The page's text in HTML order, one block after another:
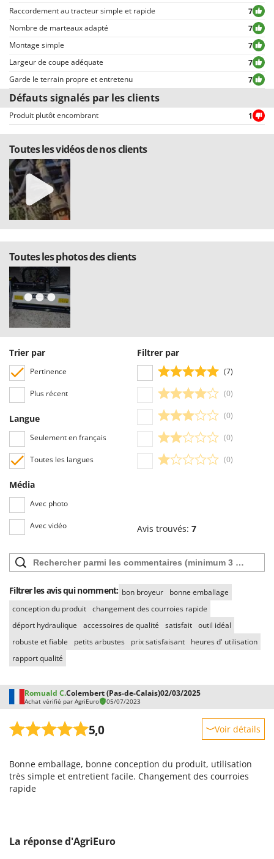
expressions ou mots inappropriés, ou qui ne respectent pas le traitement
des données personnelles.
Tous les commentaires, qu’ils soient positifs ou négatifs, peuvent être
consultés rapidement par nos visiteurs, grâce également aux filtres qui
permettent une sélection rapide, comme par exemple celui permettant de
choisir entre avis positifs et négatifs.
Raccordement au tracteur simple et rapide
7
Nombre de marteaux adapté
7
Montage simple
7
Largeur de coupe adéquate
7
Garde le terrain propre et entretenu
7
Défauts signalés par les clients
Produit plutôt encombrant 1
Toutes les vidéos de nos clients
Toutes les photos des clients
Trier par
Pertinence
Plus récent
Langue
Seulement en français
Toutes les langues
Média
Avec photo
Avec vidéo
Filtrer par
(7)
(0)
(0)
(0)
(0)
Avis trouvés: 7
Filtrer les avis qui nomment: bon broyeur
bonne emballage
conception du produit changement des courroies rapide
déport hydraulique
accessoires de qualité satisfait outil idéal
robuste et fiable
petits arbustes prix satisfaisant
heures d' utilisation
rapport qualité
Romuald C.Colembert (Pas-de-Calais)02/03/2025
Achat vérifié par AgriEuro 05/07/2023
5,0 Voir détails
Prestations
Facilité d'utilisation
Emballage
Bonne emballage, bonne conception du produit, utilisation
très simple et entretient facile. Changement des courroies
rapide
La réponse d'AgriEuro